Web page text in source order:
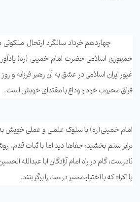
چهاردهم خرداد سالگرد ارتحال ملکوتی
جمهوری اسلامی حضرت امام خمینی (ره)
غیور ایران اسلامی در عشق به آن رهبر فرزانه و
فراق محبوبخود و وداع با مقتدای خویش است.
امام خمينی(ره) با سلوک علمـی و عملی خويش
برابر ستم بخشيد؛ جفاها ديد اما با ثبات قدم،
نادرست،گام در راه امام آزادگان ابا عبدالله
بااکراه که با اختيار،مسير درست را برگزینند.